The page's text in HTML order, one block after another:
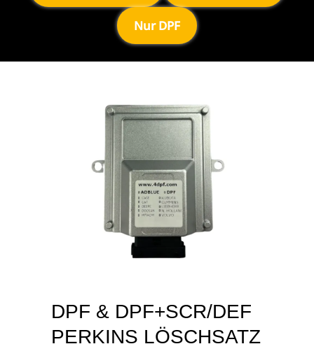
Nur DPF
DPF & DPF+SCR/DEF
PERKINS LÖSCHSATZ